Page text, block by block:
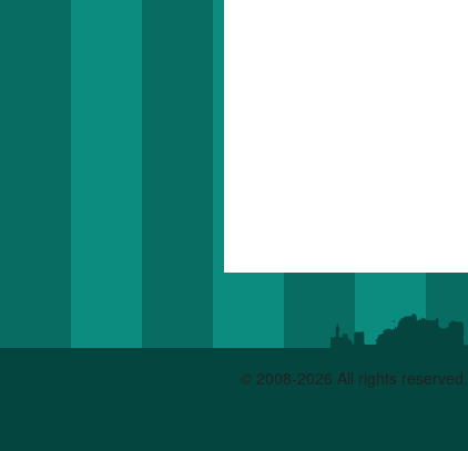
© 2008-2026 All rights reserved.